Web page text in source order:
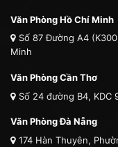
Văn Phòng Hồ Chí Minh
Số 87 Đường A4
Minh
Văn Phòng Cần Thơ
Số 24 đường B4, KDC
Văn Phòng Đà Nẵng
174 Hàn Thuyên,